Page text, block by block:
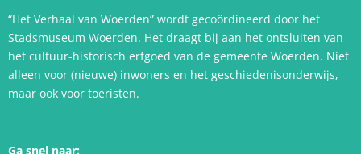
“Het Verhaal van Woerden” wordt gecoördineerd door het
Stadsmuseum Woerden. Het draagt bij aan het ontsluiten van
het cultuur-historisch erfgoed van de gemeente Woerden. Niet
alleen voor (nieuwe) inwoners en het geschiedenisonderwijs,
maar ook voor toeristen.
Ga snel naar: